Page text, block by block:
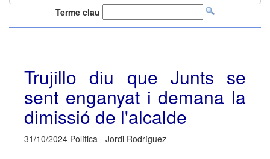
Terme clau
Trujillo diu que Junts se
sent enganyat i demana la
dimissió de l'alcalde
31/10/2024 Política - Jordi Rodríguez